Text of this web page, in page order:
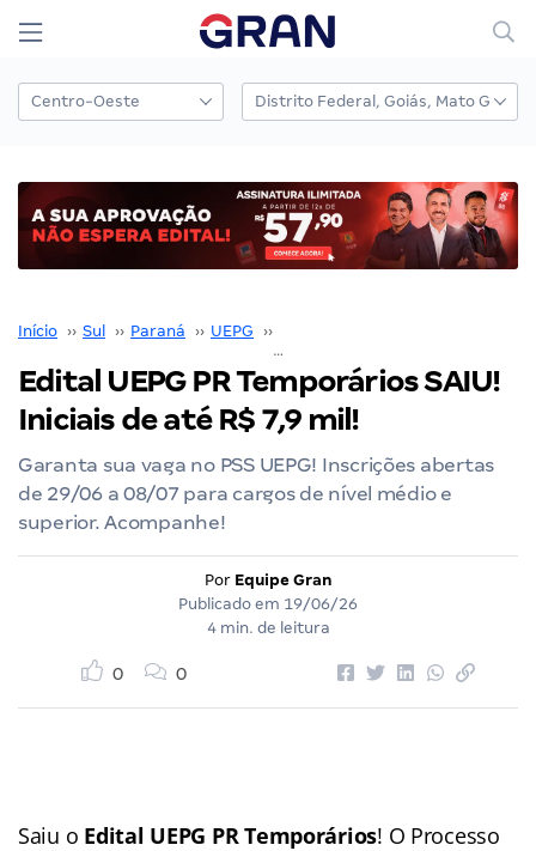
Início ›› Sul ›› Paraná ›› UEPG ››
Edital UEPG PR Temporários SAIU!
Iniciais de até R$ 7,9 mil!
Garanta sua vaga no PSS UEPG! Inscrições abertas
de 29/06 a 08/07 para cargos de nível médio e
superior. Acompanhe!
Por Equipe Gran
Publicado em 19/06/26
4 min. de leitura
0 0
Saiu o Edital UEPG PR Temporários! O Processo